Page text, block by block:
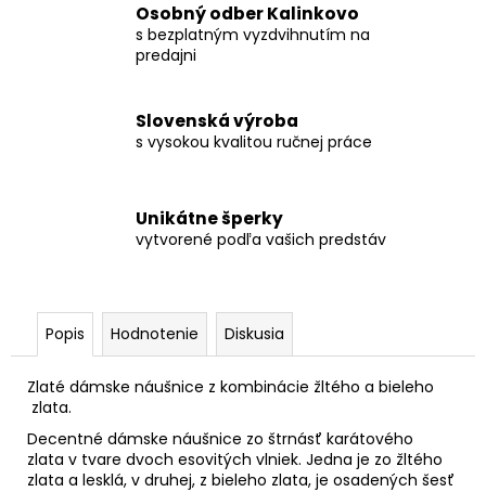
Osobný odber Kalinkovo
s bezplatným vyzdvihnutím na
predajni
Slovenská výroba
s vysokou kvalitou ručnej práce
Unikátne šperky
vytvorené podľa vašich predstáv
Popis Hodnotenie Diskusia
Zlaté dámske náušnice z kombinácie žltého a bieleho
zlata.
Decentné dámske náušnice zo štrnásť karátového
zlata v tvare dvoch esovitých vlniek. Jedna je zo žltého
zlata a lesklá, v druhej, z bieleho zlata, je osadených šesť